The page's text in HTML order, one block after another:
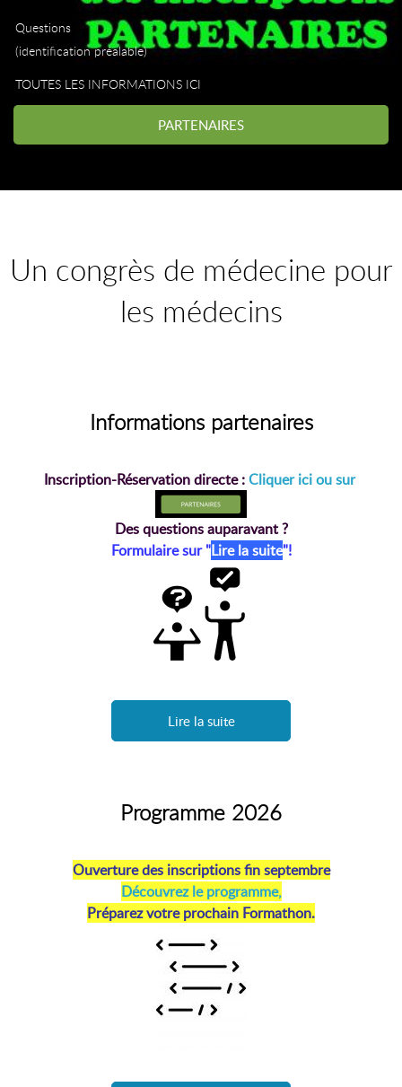
Questions
(identification préalable)
TOUTES LES INFORMATIONS ICI
PARTENAIRES
Un congrès de médecine pour
les médecins
Informations partenaires
Inscription-Réservation directe :Cliquer ici ou sur
Des questions auparavant ?
Formulaire sur "Lire la suite"!
Lire la suite
Programme 2026
Ouverture des inscriptions fin septembre
Découvrez le programme,
Préparez votre prochain Formathon.